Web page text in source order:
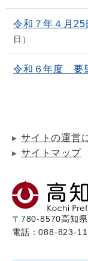
令和７年４月
日
令和６年度 要
サイトの運営
サイトマップ
〒780-8570高知
電話：088-823-